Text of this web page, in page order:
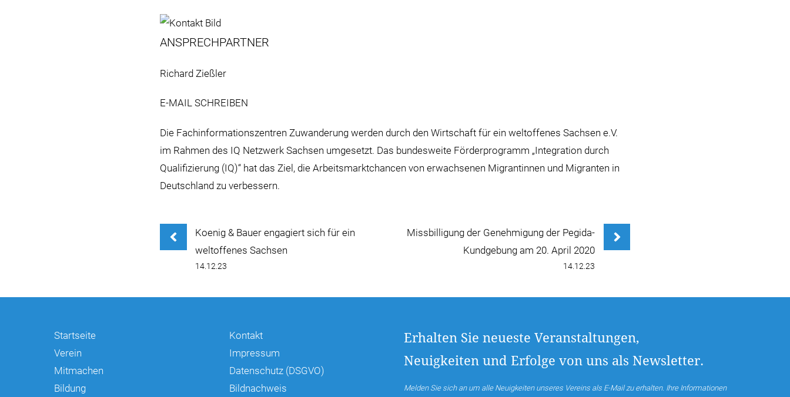
ANSPRECHPARTNER
Richard Zießler
E-MAIL SCHREIBEN
Die Fachinformationszentren Zuwanderung werden durch den Wirtschaft für ein weltoffenes Sachsen e.V.
im Rahmen des IQ Netzwerk Sachsen umgesetzt. Das bundesweite Förderprogramm „Integration durch
Qualifizierung (IQ)“ hat das Ziel, die Arbeitsmarktchancen von erwachsenen Migrantinnen und Migranten in
Deutschland zu verbessern.
Koenig & Bauer engagiert sich für ein
weltoffenes Sachsen
14.12.23
Missbilligung der Genehmigung der Pegida-
Kundgebung am 20. April 2020
14.12.23
Startseite
Verein
Mitmachen
Bildung
Kontakt
Impressum
Datenschutz (DSGVO)
Bildnachweis
Erhalten Sie neueste Veranstaltungen,
Neuigkeiten und Erfolge von uns als Newsletter.
Melden Sie sich an um alle Neuigkeiten unseres Vereins als E-Mail zu erhalten. Ihre Informationen